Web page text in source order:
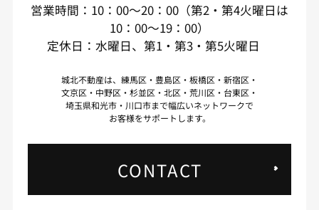
営業時間：10：00～20：00（第2・第4火曜日は
10：00～19：00）
定休日：水曜日、第1・第3・第5火曜日
城北不動産は、練馬区・豊島区・板橋区・新宿区・
文京区・中野区・杉並区・北区・荒川区・台東区・
埼玉県和光市・川口市まで幅広いネットワークで
お客様をサポートします。
CONTACT